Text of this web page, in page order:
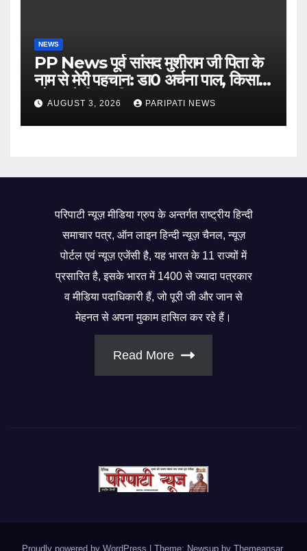
NEWS
PP News पूर्व सांसद मुशीराम जी पिता के
नाम से मेरी पहचान: डा0 अर्चना पाल, किसान
चौपाल में दिया परिचय
AUGUST 3, 2026 PARIPATI NEWS
परिपाटी न्यूज़ मीडिया ग्रुप के अन्तर्गत राष्ट्रीय हिन्दी
समाचार पत्र, ऑन लाइन हिन्दी न्यूज़ चैनल, न्यूज़
पोर्टल एवं न्यूज़ एजेंसी है, यह भारत के 11 राज्यों में
प्रसारित है, इसके भारत में 1400 से ज्यादा पत्रकार
व मीडिया पदाधिकारी हैं, जो पूरी जी और जान से
मेहनत से अपना मुकाम हासिल कर रहे हैं।
Read More
Proudly powered by WordPress Theme: Newsup by Themeansar.